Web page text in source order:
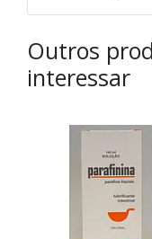
Outros
interessar